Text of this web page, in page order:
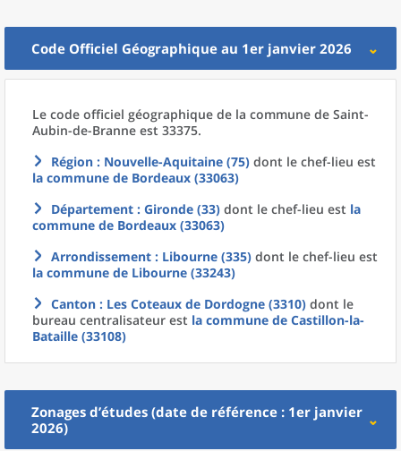
Code Officiel Géographique au 1er janvier 2026
Le code officiel géographique de la commune de Saint-
Aubin-de-Branne est 33375.
Région : Nouvelle-Aquitaine (75) dont le chef-lieu est
la commune de Bordeaux (33063)
Département : Gironde (33) dont le chef-lieu est la
commune de Bordeaux (33063)
Arrondissement : Libourne (335) dont le chef-lieu est
la commune de Libourne (33243)
Canton : Les Coteaux de Dordogne (3310) dont le
bureau centralisateur est la commune de Castillon-la-
Bataille (33108)
Zonages d’études (date de référence : 1er janvier
2026)